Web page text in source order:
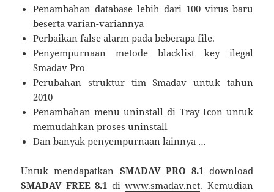
Penambahan database lebih dari 100 virus baru
beserta varian-variannya
Perbaikan false alarm pada beberapa file.
Penyempurnaan metode blacklist key ilegal
Smadav Pro
Perubahan struktur tim Smadav untuk tahun
2010
Penambahan menu uninstall di Tray Icon untuk
memudahkan proses uninstall
Dan banyak penyempurnaan lainnya …
Untuk mendapatkan SMADAV PRO 8.1 download
SMADAV FREE 8.1 diwww.smadav.net. Kemudian